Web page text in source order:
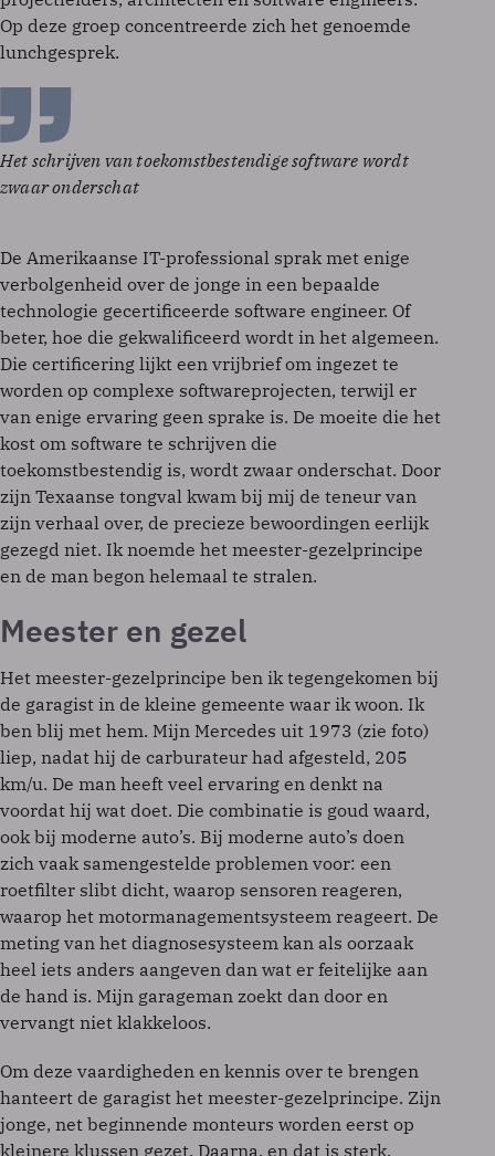
Op deze groep concentreerde zich het genoemde
lunchgesprek.
Het schrijven van toekomstbestendige software wordt
zwaar onderschat
De Amerikaanse IT-professional sprak met enige
verbolgenheid over de jonge in een bepaalde
technologie gecertificeerde software engineer. Of
beter, hoe die gekwalificeerd wordt in het algemeen.
Die certificering lijkt een vrijbrief om ingezet te
worden op complexe softwareprojecten, terwijl er
van enige ervaring geen sprake is. De moeite die het
kost om software te schrijven die
toekomstbestendig is, wordt zwaar onderschat. Door
zijn Texaanse tongval kwam bij mij de teneur van
zijn verhaal over, de precieze bewoordingen eerlijk
gezegd niet. Ik noemde het meester-gezelprincipe
en de man begon helemaal te stralen.
Meester en gezel
Het meester-gezelprincipe ben ik tegengekomen bij
de garagist in de kleine gemeente waar ik woon. Ik
ben blij met hem. Mijn Mercedes uit 1973 (zie foto)
liep, nadat hij de carburateur had afgesteld, 205
km/u. De man heeft veel ervaring en denkt na
voordat hij wat doet. Die combinatie is goud waard,
ook bij moderne auto’s. Bij moderne auto’s doen
zich vaak samengestelde problemen voor: een
roetfilter slibt dicht, waarop sensoren reageren,
waarop het motormanagementsysteem reageert. De
meting van het diagnosesysteem kan als oorzaak
heel iets anders aangeven dan wat er feitelijke aan
de hand is. Mijn garageman zoekt dan door en
vervangt niet klakkeloos.
Om deze vaardigheden en kennis over te brengen
hanteert de garagist het meester-gezelprincipe. Zijn
jonge, net beginnende monteurs worden eerst op
kleinere klussen gezet. Daarna, en dat is sterk,